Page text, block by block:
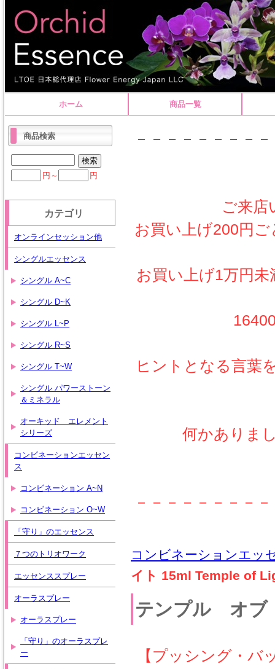
ホーム 商品一覧
－－－－－－－－
ご来
お買い上げ200円
お買い上げ1万円
ヒントとなる言葉
何かありま
－－－－－－－－
コンビネーションエッ
イト 15ml Temple of
テンプル オブ
【プッシング・
商品検索
円～ 円
カテゴリ
オンラインセッション他
シングルエッセンス
シングル A~C
シングル D~K
シングル L~P
シングル R~S
シングル T~W
シングル パワーストーン
＆ミネラル
オーキッド エレメント
シリーズ
コンビネーションエッセン
ス
コンビネーション A~N
コンビネーション O~W
「守り」のエッセンス
７つのトリオワーク
エッセンススプレー
オーラスプレー
オーラスプレー
「守り」のオーラスプレ
ー